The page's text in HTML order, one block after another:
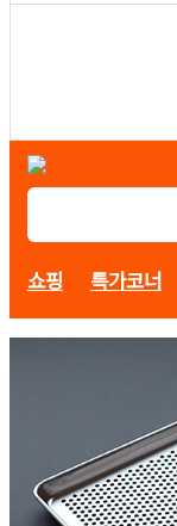
쇼핑 특가코너